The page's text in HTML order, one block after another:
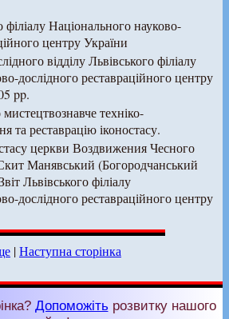
філіалу Національного науково-
центру України
відділу Львівського філіалу
дослідного реставраційного центру
pp.
техніко-
та реставрацію іконостасу.
церкви Воздвижения Чесного
Манявський (Богородчанський
Львівського філіалу
дослідного реставраційного центру
|Наступна сторінка
Допоможітьрозвитку нашого